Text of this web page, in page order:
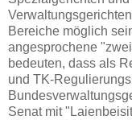
Bereiche möglich
angesprochene
bedeuten, dass als
und TK-
Senat mit